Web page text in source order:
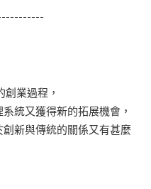
業過程，
統又獲得新的拓展機會，
新與傳統的關係又有甚麼